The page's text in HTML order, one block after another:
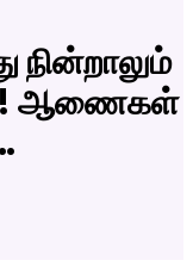
ஆணைகள்